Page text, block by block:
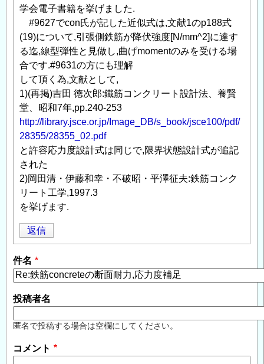
学会電子書籍を挙げました.
#9627でcon氏が記した近似式は,文献1のp188式
(19)について,引張側鉄筋が降伏強度[N/mm^2]に達す
る迄,線型弾性と見做し,曲げmomentのみを受ける場
合です.#9631の方にも理解
して頂く為,文献として,
1)(再掲)吉田 徳次郎:鐵筋コンクリート設計法、養賢
堂、昭和7年,pp.240-253
http://library.jsce.or.jp/Image_DB/s_book/jsce100/pdf/
28355/28355_02.pdf
と許容応力度設計式は同じで,限界状態設計式が追記
された
2)岡田清・伊藤和幸・不破昭・平澤征夫:鉄筋コンク
リート工学,1997.3
を挙げます.
返信
件名
投稿者名
匿名で投稿する場合は空欄にしてください。
コメント